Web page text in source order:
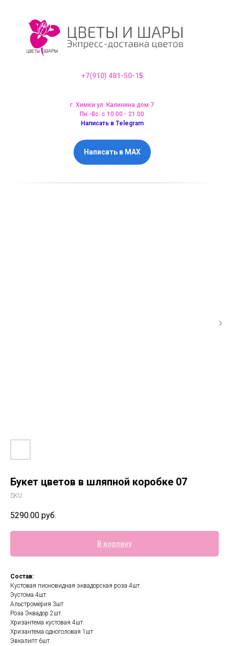
+7(910) 481-50-15
г. Химки ул. Калинина дом 7
Пн.-Вс. с 10.00 - 21.00
Написать в Telegram
Написать в MAX
Букет цветов в шляпной коробке 07
SKU:
5290.00 руб.
В корзину
Состав:
Кустовая пионовидная эквадорская роза 4шт.
Эустома 4шт.
Альстромерия 3шт
Роза Эквадор 2шт.
Хризантема кустовая 4шт.
Хризантема одноголовая 1шт
Эвкалипт 6шт.